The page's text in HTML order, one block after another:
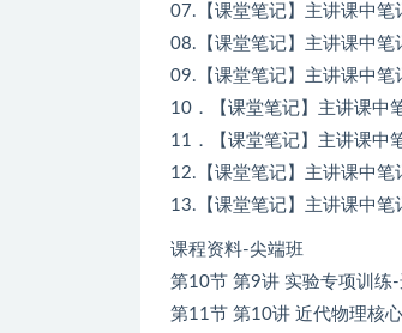
07.【课堂笔记】主讲课中笔
08.【课堂笔记】主讲课中笔
09.【课堂笔记】主讲课中笔
10．【课堂笔记】主讲课中
11．【课堂笔记】主讲课中
12.【课堂笔记】主讲课中笔
13.【课堂笔记】主讲课中笔
课程资料-尖端班
第10节 第9讲 实验专项训练
第11节 第10讲 近代物理核